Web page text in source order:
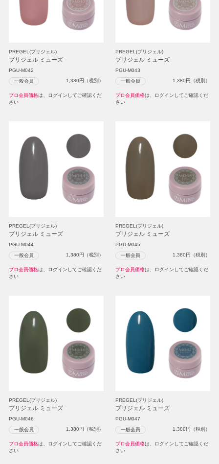
PREGEL(プリジェル)
プリジェル ミューズ
PGU-M042
一般会員 1,380円（税別）
プロ会員価格は、ログインしてご確認くだ
さい
PREGEL(プリジェル)
プリジェル ミューズ
PGU-M043
一般会員 1,380円（税別）
プロ会員価格は、ログインしてご確認くだ
さい
PREGEL(プリジェル)
プリジェル ミューズ
PGU-M044
一般会員 1,380円（税別）
プロ会員価格は、ログインしてご確認くだ
さい
PREGEL(プリジェル)
プリジェル ミューズ
PGU-M045
一般会員 1,380円（税別）
プロ会員価格は、ログインしてご確認くだ
さい
PREGEL(プリジェル)
プリジェル ミューズ
PGU-M046
一般会員 1,380円（税別）
プロ会員価格は、ログインしてご確認くだ
さい
PREGEL(プリジェル)
プリジェル ミューズ
PGU-M047
一般会員 1,380円（税別）
プロ会員価格は、ログインしてご確認くだ
さい